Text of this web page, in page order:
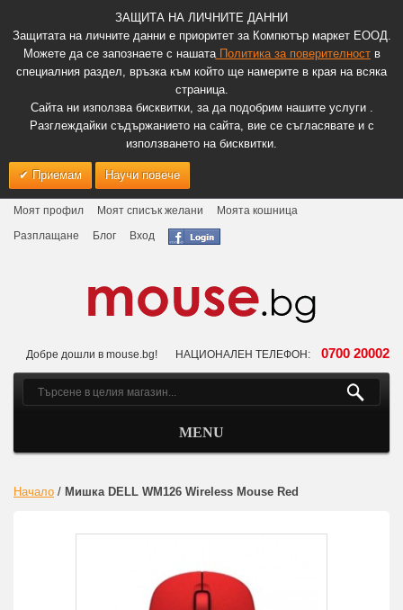
ЗАЩИТА НА ЛИЧНИТЕ ДАННИ
Защитата на личните данни е приоритет за Компютър маркет ЕООД.
Можете да се запознаете с нашатаПолитика за поверителноств
специалния раздел, връзка към който ще намерите в края на всяка
страница.
Сайта ни използва бисквитки, за да подобрим нашите услуги .
Разглеждайки съдържанието на сайта, вие се съгласявате и с
използването на бисквитки.
Приемам Научи повече
Моят профил Моят списък желани
Моята кошница
Разплащане
Блог Вход
Добре дошли в mouse.bg! НАЦИОНАЛЕН ТЕЛЕФОН: 0700 20002
MENU
Начало / Мишка DELL WM126 Wireless Mouse Red